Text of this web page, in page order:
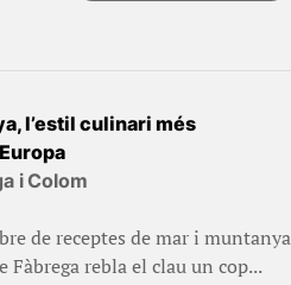
l’estil culinari més
i Colom
de receptes de mar i muntanya
Fàbrega rebla el clau un cop...